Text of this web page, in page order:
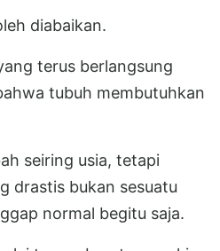
diabaikan.
terus berlangsung
tubuh membutuhkan
seiring usia, tetapi
drastis bukan sesuatu
normal begitu saja.